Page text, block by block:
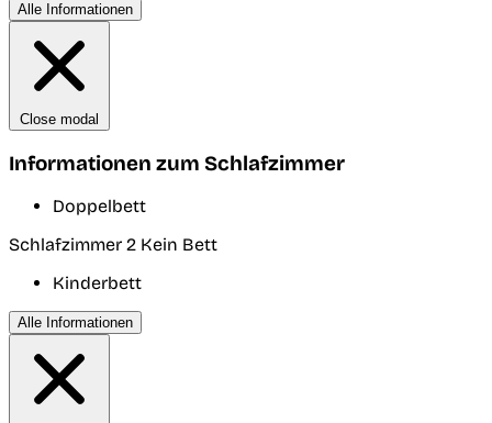
Alle Informationen
Close modal
Informationen zum Schlafzimmer
Doppelbett
Schlafzimmer 2 Kein Bett
Kinderbett
Alle Informationen